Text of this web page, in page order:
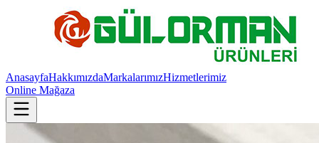
AnasayfaHakkımızdaMarkalarımızHizmetlerimiz
Online Mağaza